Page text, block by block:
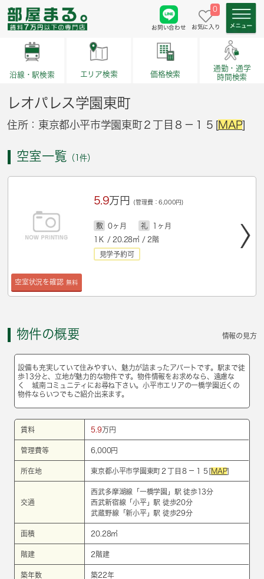
お問い合わせ
0
お気に入り
沿線・駅検索 エリア検索 価格検索
通勤・通学
時間検索
レオパレス学園東町
住所：東京都小平市学園東町２丁目８－１５[MAP]
空室一覧 （1件）
空室状況を確認 無料
5.9万円 (管理費：6,000円)
敷 0ヶ月 礼
1ヶ月
1Ｋ / 20.28㎡ / 2階
見学予約可
物件の概要 情報の見方
設備も充実していて住みやすい、魅力が詰まったアパートです。駅まで徒
歩13分と、立地が魅力的な物件です。物件情報をお求めなら、遠慮な
く 城南コミュニティにお尋ね下さい。小平市エリアの一橋学園近くの
物件ならいつでもご紹介出来ます。
賃料 5.9万円
管理費等 6,000円
所在地 東京都小平市学園東町２丁目８－１５[MAP]
交通
西武多摩湖線 「 一橋学園 」駅 徒歩13分
西武新宿線 「小平」駅 徒歩20分
武蔵野線 「新小平」駅 徒歩29分
面積 20.28㎡
階建 2階建
築年数 築22年